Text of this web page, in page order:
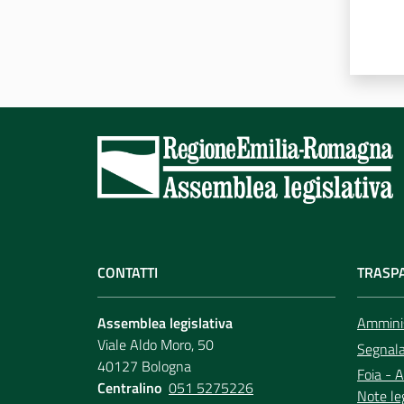
CONTATTI
Assemblea legislativa
Viale Aldo Moro, 50
40127 Bologna
Centralino 051 5275226
Foia -
Note